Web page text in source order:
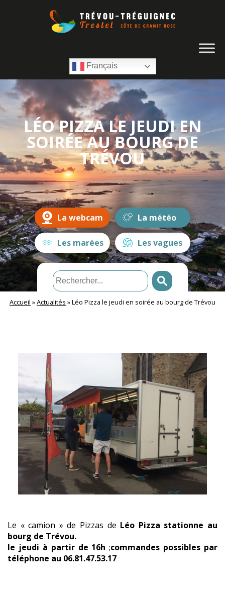
Français
LÉO PIZZA LE JEUDI EN
SOIRÉE AU BOURG DE
TRÉVOU
La webcam La météo
Les marées Les vagues
Accueil »Actualités »Léo Pizza le jeudi en soirée au bourg de Trévou
Le « camion » de Pizzas de Léo Pizza stationne au
bourg de Trévou.
le jeudi à partir de 16h;commandes possibles par
téléphone au 06.81.47.53.17